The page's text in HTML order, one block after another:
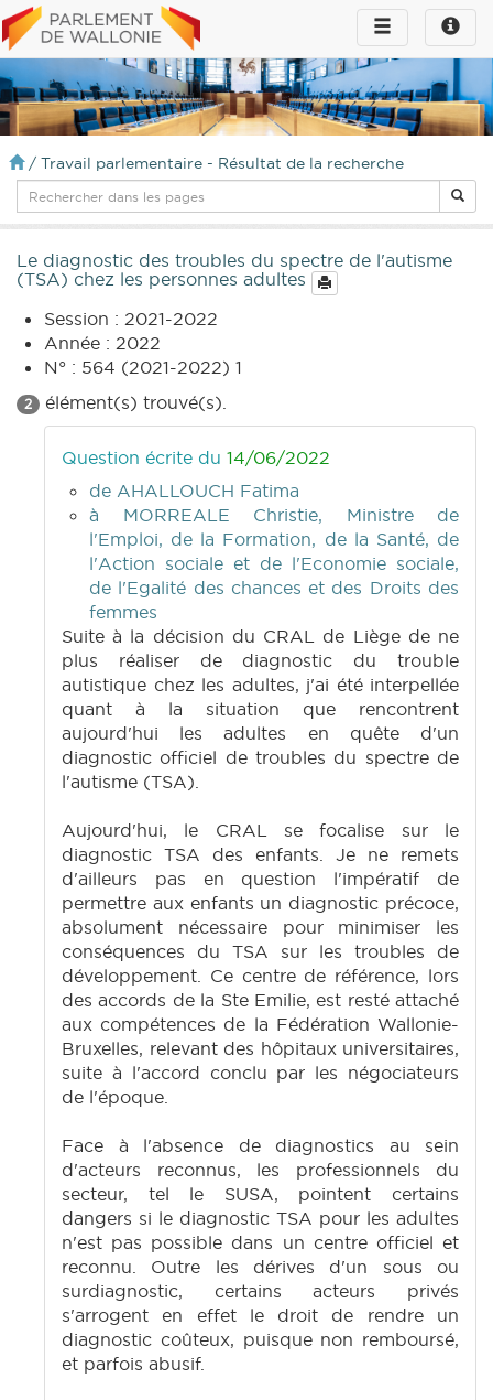
Toggle
infos
Toggle
navigation
/ Travail parlementaire - Résultat de la recherche
Le diagnostic des troubles du spectre de l'autisme
(TSA) chez les personnes adultes
Session : 2021-2022
Année : 2022
N° : 564 (2021-2022) 1
2 élément(s) trouvé(s).
Question écrite du 14/06/2022
de AHALLOUCH Fatima
à MORREALE Christie, Ministre de
l'Emploi, de la Formation, de la Santé, de
l'Action sociale et de l'Economie sociale,
de l'Egalité des chances et des Droits des
femmes
Suite à la décision du CRAL de Liège de ne
plus réaliser de diagnostic du trouble
autistique chez les adultes, j'ai été interpellée
quant à la situation que rencontrent
aujourd'hui les adultes en quête d'un
diagnostic officiel de troubles du spectre de
l'autisme (TSA).
Aujourd'hui, le CRAL se focalise sur le
diagnostic TSA des enfants. Je ne remets
d'ailleurs pas en question l'impératif de
permettre aux enfants un diagnostic précoce,
absolument nécessaire pour minimiser les
conséquences du TSA sur les troubles de
développement. Ce centre de référence, lors
des accords de la Ste Emilie, est resté attaché
aux compétences de la Fédération Wallonie-
Bruxelles, relevant des hôpitaux universitaires,
suite à l'accord conclu par les négociateurs
de l'époque.
Face à l'absence de diagnostics au sein
d'acteurs reconnus, les professionnels du
secteur, tel le SUSA, pointent certains
dangers si le diagnostic TSA pour les adultes
n'est pas possible dans un centre officiel et
reconnu. Outre les dérives d'un sous ou
surdiagnostic, certains acteurs privés
s'arrogent en effet le droit de rendre un
diagnostic coûteux, puisque non remboursé,
et parfois abusif.